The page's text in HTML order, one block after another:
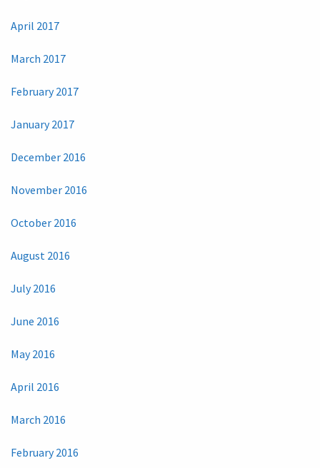
April 2017
March 2017
February 2017
January 2017
December 2016
November 2016
October 2016
August 2016
July 2016
June 2016
May 2016
April 2016
March 2016
February 2016